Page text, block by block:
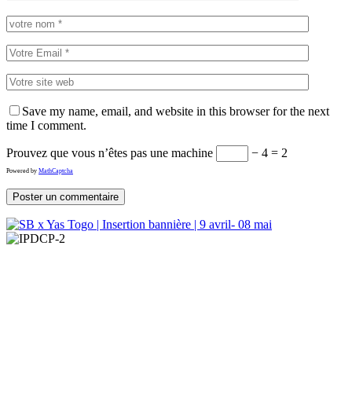
Save my name, email, and website in this browser for the next
time I comment.
Prouvez que vous n’êtes pas une machine − 4 = 2
Powered by MathCaptcha